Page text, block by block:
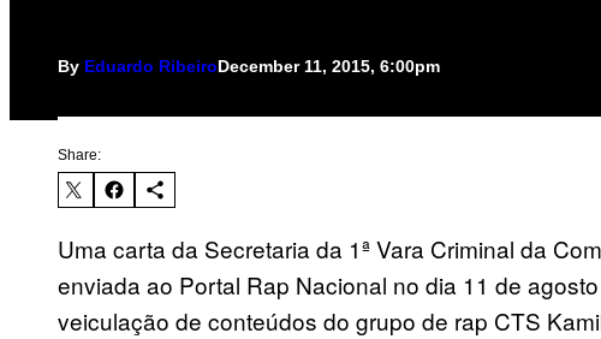
By Eduardo RibeiroDecember 11, 2015, 6:00pm
Share:
Uma carta da Secretaria da 1ª Vara Criminal da
enviada ao Portal Rap Nacional no dia 11 de
veiculação de conteúdos do grupo de rap CTS